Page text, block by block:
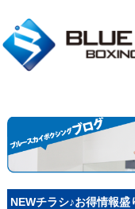
NEWチラシ♪お得情報盛